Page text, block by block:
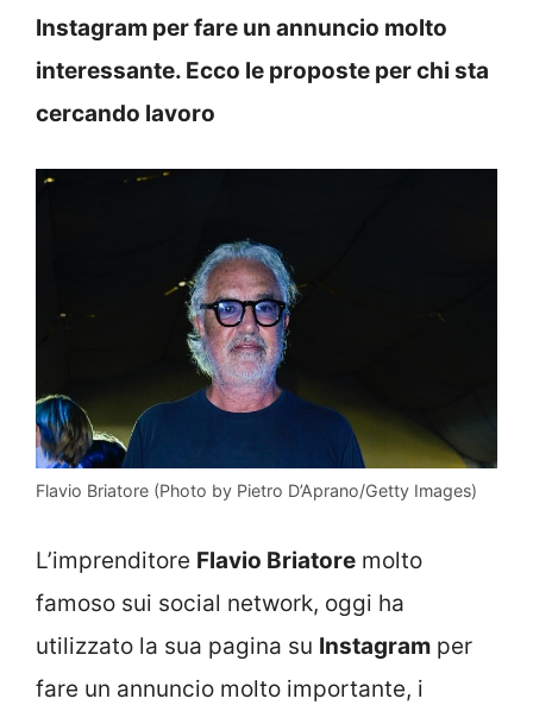
Instagram per fare un annuncio molto
interessante. Ecco le proposte per chi sta
cercando lavoro
Flavio Briatore (Photo by Pietro D’Aprano/Getty Images)
L’imprenditore Flavio Briatore molto
famoso sui social network, oggi ha
utilizzato la sua pagina su Instagram per
fare un annuncio molto importante, i